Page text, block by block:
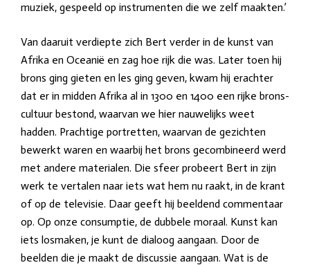
muziek, gespeeld op instrumenten die we zelf maakten.’
Van daaruit verdiepte zich Bert verder in de kunst van
Afrika en Oceanië en zag hoe rijk die was. Later toen hij
brons ging gieten en les ging geven, kwam hij erachter
dat er in midden Afrika al in 1300 en 1400 een rijke brons-
cultuur bestond, waarvan we hier nauwelijks weet
hadden. Prachtige portretten, waarvan de gezichten
bewerkt waren en waarbij het brons gecombineerd werd
met andere materialen. Die sfeer probeert Bert in zijn
werk te vertalen naar iets wat hem nu raakt, in de krant
of op de televisie. Daar geeft hij beeldend commentaar
op. Op onze consumptie, de dubbele moraal. Kunst kan
iets losmaken, je kunt de dialoog aangaan. Door de
beelden die je maakt de discussie aangaan. Wat is de